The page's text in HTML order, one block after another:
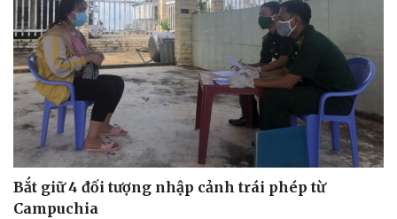
Bắt giữ 4 đối tượng nhập cảnh trái phép từ
Campuchia